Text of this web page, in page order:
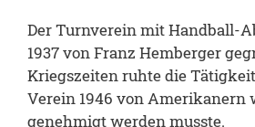
Der Turnverein mit Handball-
1937 von Franz Hemberger
Kriegszeiten ruhte die
Verein 1946 von Amerikanern
genehmigt werden musste.